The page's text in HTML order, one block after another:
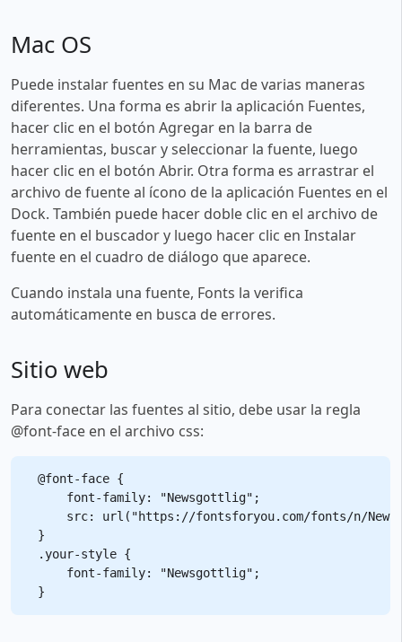
Mac OS
Puede instalar fuentes en su Mac de varias maneras
diferentes. Una forma es abrir la aplicación Fuentes,
hacer clic en el botón Agregar en la barra de
herramientas, buscar y seleccionar la fuente, luego
hacer clic en el botón Abrir. Otra forma es arrastrar el
archivo de fuente al ícono de la aplicación Fuentes en el
Dock. También puede hacer doble clic en el archivo de
fuente en el buscador y luego hacer clic en Instalar
fuente en el cuadro de diálogo que aparece.
Cuando instala una fuente, Fonts la verifica
automáticamente en busca de errores.
Sitio web
Para conectar las fuentes al sitio, debe usar la regla
@font-face en el archivo css:
@font-face {
    font-family: "Newsgottlig";
src: url("https://fontsforyou.com/fonts/n/
}
.your-style {
    font-family: "Newsgottlig";